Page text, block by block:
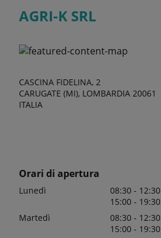
AGRI-K SRL
CASCINA FIDELINA, 2
CARUGATE (MI), LOMBARDIA 20061
ITALIA
Orari di apertura
Lunedì
08:30 - 12:30
15:00 - 19:30
Martedì
08:30 - 12:30
15:00 - 19:30